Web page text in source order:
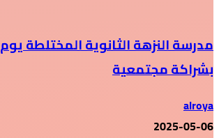
مدرسة النزهة الثانوية المختلطة
بشراكة مجتمعية
alroya
2025-05-06